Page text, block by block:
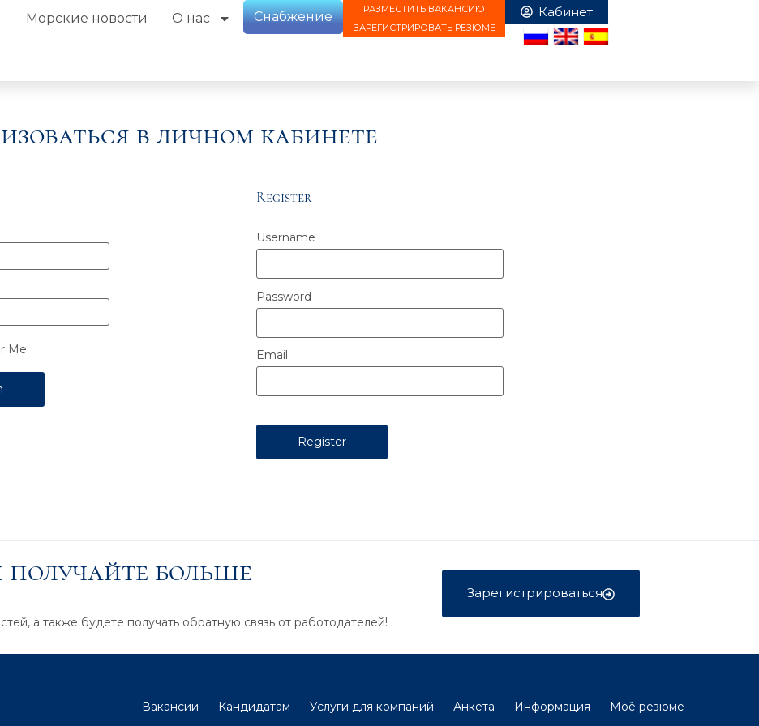
Морские новости О нас Снабжение
РАЗМЕСТИТЬ ВАКАНСИЮ
ЗАРЕГИСТРИРОВАТЬ РЕЗЮМЕ
в личном кабинете
Me
Register
Username
Password
Email
получайте больше
а также будете получать обратную связь от работодателей!
Зарегистрироваться
Вакансии Кандидатам Услуги для компаний Анкета Информация
Моё резюме